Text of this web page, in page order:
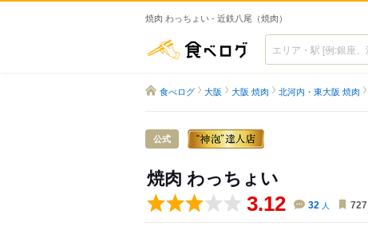
焼肉 わっちょい - 近鉄八尾（焼肉）
食べログ
食べログ 大阪 大阪 焼肉 北河内・東大阪 焼肉
公式
焼肉 わっちょい
3.12 32 人 727